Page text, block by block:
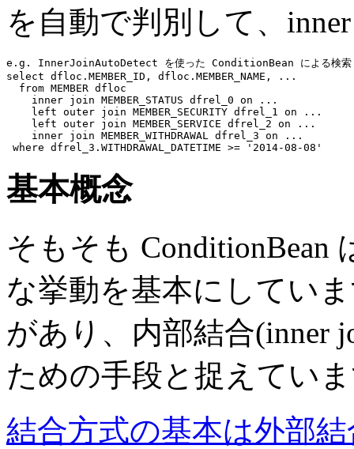
を自動で判別して、
e.g. InnerJoinAutoDetect を使った ConditionBean による検
select dfloc.MEMBER_ID, dfloc.MEMBER_NAME,
...
from MEMBER dfloc
inner join MEMBER_STATUS dfrel_0 on
...
left outer join MEMBER_SECURITY dfrel_1 on
...
left outer join MEMBER_SERVICE dfrel_2 on
...
inner join MEMBER_WITHDRAWAL dfrel_3 on
...
where dfrel_3.WITHDRAWAL_DATETIME >= '2014-08-08'
基本概念
そもそも ConditionBean
な挙動を基本にしてい
があり、内部結合(inner
ための手段と捉えてい
結合方式の基本は外部結